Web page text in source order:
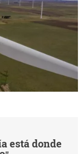
está donde